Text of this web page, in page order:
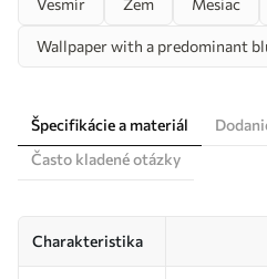
Wallpaper with a predominant
Špecifikácie a materiál
Často kladené otázky
Charakteristika